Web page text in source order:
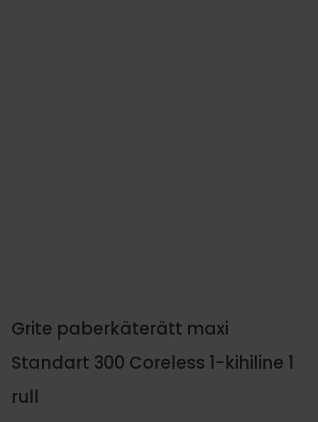
Grite paberkäterätt maxi
Standart 300 Coreless 1-kihiline 1
rull